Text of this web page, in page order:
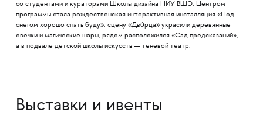
со студентами и кураторами Школы дизайна НИУ ВШЭ. Центром
программы стала рождественская интерактивная инсталляция «Под
снегом хорошо спать буду»: сцену «Дво́рца» украсили деревянные
овечки и магические шары, рядом расположился «Сад предсказаний»,
а в подвале детской школы искусств — теневой театр.
Выставки и ивенты